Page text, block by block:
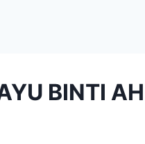
BINTI